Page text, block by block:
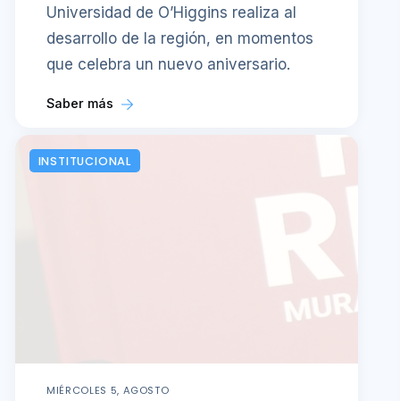
Universidad de O’Higgins realiza al
desarrollo de la región, en momentos
que celebra un nuevo aniversario.
Saber más
INSTITUCIONAL
MIÉRCOLES 5, AGOSTO